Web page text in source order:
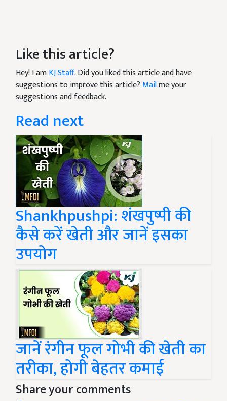
Like this article?
Hey! I amKJ Staff. Did you liked this article and have
suggestions to improve this article? Mailme your
suggestions and feedback.
Read next
Shankhpushpi: शंखपुष्पी की
कैसे करें खेती और जानें इसका
उपयोग
जानें रंगीन फूल गोभी की खेती का
तरीका, होगी बेहतर कमाई
Share your comments